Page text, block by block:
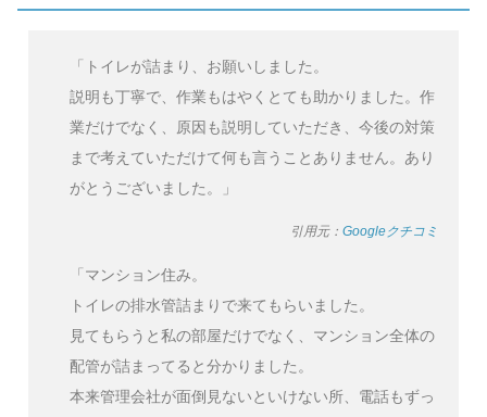
「トイレが詰まり、お願いしました。
説明も丁寧で、作業もはやくとても助かりました。作
業だけでなく、原因も説明していただき、今後の対策
まで考えていただけて何も言うことありません。あり
がとうございました。」
引用元： Googleクチコミ
「マンション住み。
トイレの排水管詰まりで来てもらいました。
見てもらうと私の部屋だけでなく、マンション全体の
配管が詰まってると分かりました。
本来管理会社が面倒見ないといけない所、電話もずっ